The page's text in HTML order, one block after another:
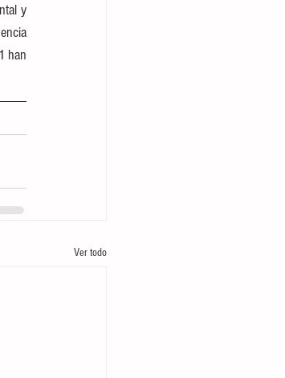
y
han
Ver todo